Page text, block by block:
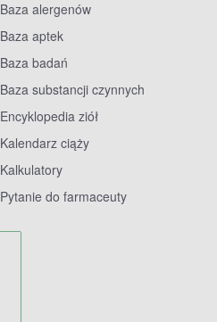
Baza alergenów
Baza aptek
Baza badań
Baza substancji czynnych
Encyklopedia ziół
Kalendarz ciąży
Kalkulatory
Pytanie do farmaceuty